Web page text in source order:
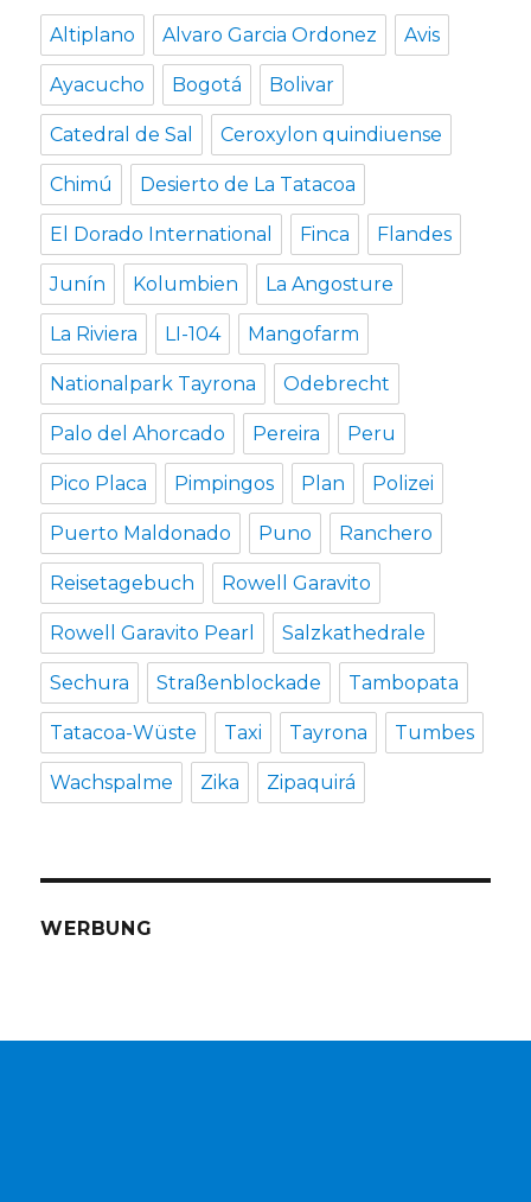
Altiplano Alvaro Garcia Ordonez Avis
Ayacucho Bogotá Bolivar
Catedral de Sal Ceroxylon quindiuense
Chimú Desierto de La Tatacoa
El Dorado International Finca Flandes
Junín Kolumbien La Angosture
La Riviera LI-104 Mangofarm
Nationalpark Tayrona Odebrecht
Palo del Ahorcado Pereira Peru
Pico Placa Pimpingos Plan Polizei
Puerto Maldonado Puno Ranchero
Reisetagebuch Rowell Garavito
Rowell Garavito Pearl Salzkathedrale
Sechura Straßenblockade Tambopata
Tatacoa-Wüste Taxi Tayrona Tumbes
Wachspalme Zika Zipaquirá
WERBUNG